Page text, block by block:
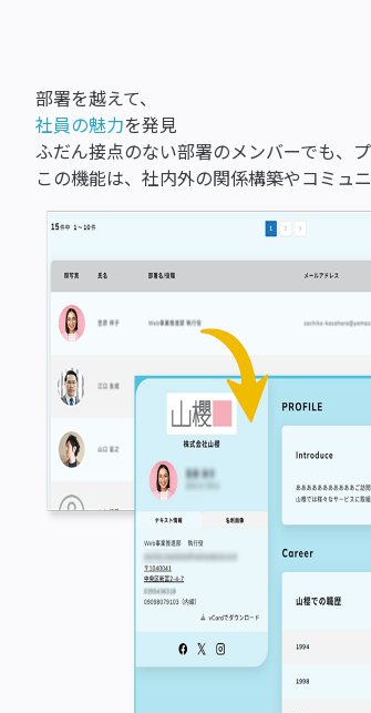
部署を越えて、
社員の魅力を発見
ふだん接点のない部署のメンバーでも、
この機能は、社内外の関係構築やコミュ